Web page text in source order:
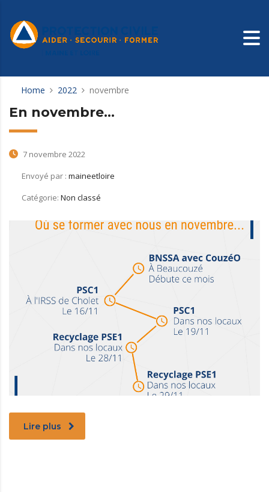
Home 2022 novembre
En novembre…
7 novembre 2022
Envoyé par : maineetloire
Catégorie: Non classé
Lire plus